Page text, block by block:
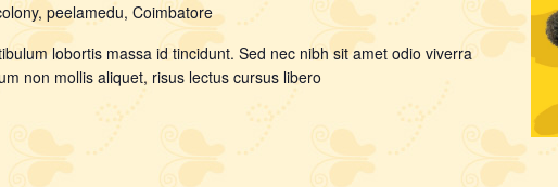
peelamedu, Coimbatore
lobortis massa id tincidunt. Sed nec nibh sit amet odio viverra
non mollis aliquet, risus lectus cursus libero